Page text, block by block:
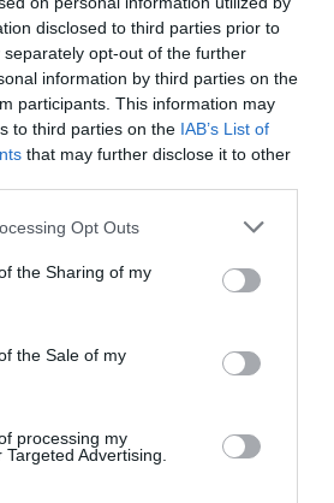
disclosed to third parties prior to
opt-out of the further
information by third parties on the
participants. This information may
to third parties on the IAB’s List of
that may further disclose it to other
app uses one or more Google
or usage behaviour. You may click to
Google and its third-party tags to
specified purposes in below Google
Opt Outs
the Sharing of my
the Sale of my
processing my
Advertising.
στη Μητρόπολη
λάπτοπ και εκτυπωτές οι
ενδεχόμενο